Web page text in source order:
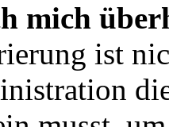
mich
ist